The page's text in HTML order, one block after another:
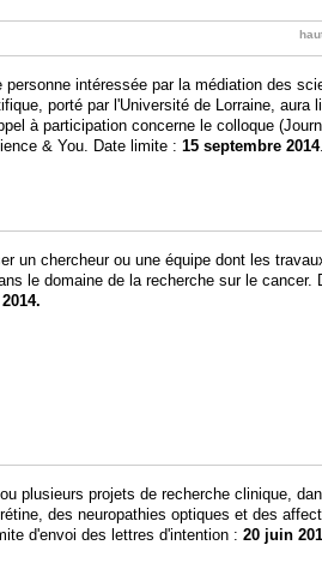
intéressée par la médiation des
porté par l'Université de Lorraine, aura
à participation concerne le colloque
& You. Date limite : 15 septembre 2014.
un chercheur ou une équipe dont les
le domaine de la recherche sur le cancer.
plusieurs projets de recherche clinique,
des neuropathies optiques et des
d'envoi des lettres d'intention : 20 juin